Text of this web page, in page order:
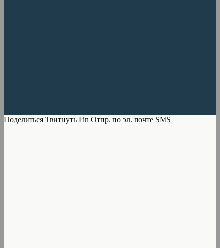
Поделиться Твитнуть Pin Отпр. по эл. почте SMS